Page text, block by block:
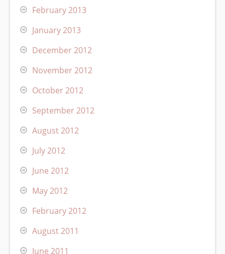
February 2013
January 2013
December 2012
November 2012
October 2012
September 2012
August 2012
July 2012
June 2012
May 2012
February 2012
August 2011
June 2011